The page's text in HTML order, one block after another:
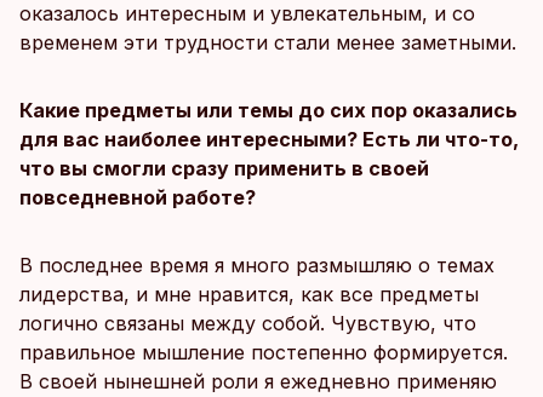
оказалось интересным и увлекательным, и со
временем эти трудности стали менее заметными.
Какие предметы или темы до сих пор оказались
для вас наиболее интересными? Есть ли что-то,
что вы смогли сразу применить в своей
повседневной работе?
В последнее время я много размышляю о темах
лидерства, и мне нравится, как все предметы
логично связаны между собой. Чувствую, что
правильное мышление постепенно формируется.
В своей нынешней роли я ежедневно применяю